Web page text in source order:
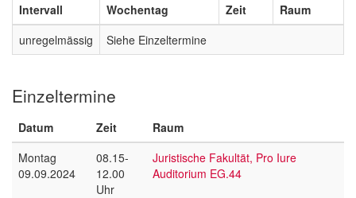
Intervall Wochentag Zeit
Raum
unregelmässig
Siehe Einzeltermine
Einzeltermine
Datum Zeit
Raum
Montag
09.09.2024
08.15-
12.00
Uhr
Juristische Fakultät, Pro Iure
Auditorium EG.44